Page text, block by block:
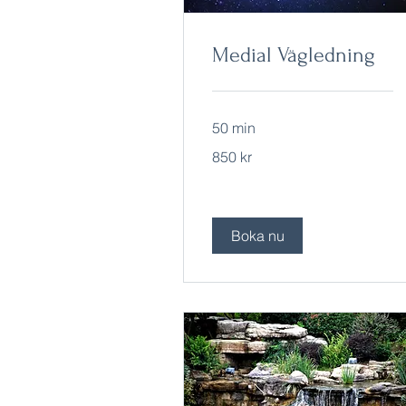
Medial Vägledning
50 min
svenska
850 kr
Boka nu